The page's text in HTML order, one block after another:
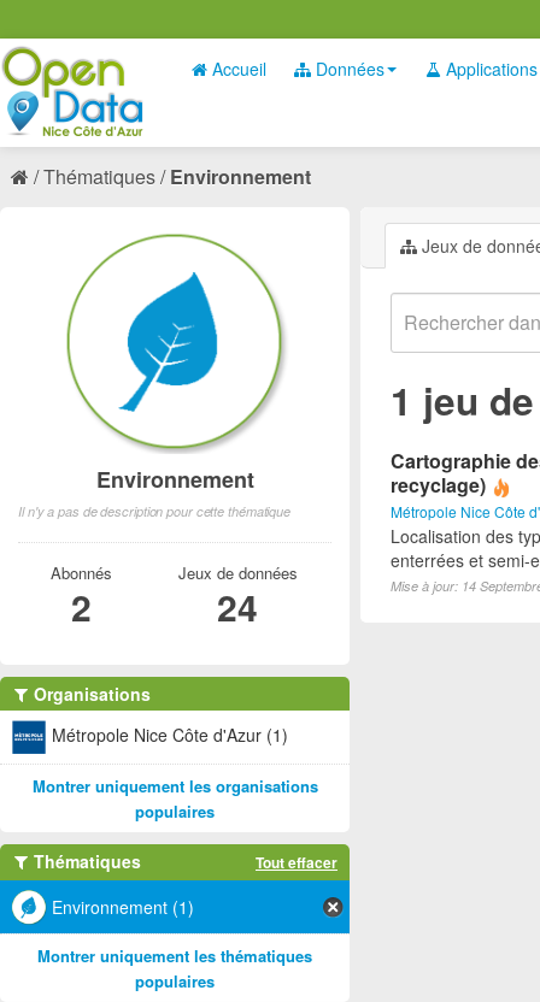
Accueil Données Applications
Thématiques Environnement
Jeux de
1 jeu
Cartographie
recyclage)
Métropole Nice Côte
Localisation des
enterrées et semi-
Mise à jour: 14
Environnement
Il n'y a pas de description pour cette thématique
Abonnés
2
Jeux de données
24
Organisations
Métropole Nice Côte d'Azur (1)
Montrer uniquement les organisations
populaires
Thématiques Tout effacer
Environnement (1)
Montrer uniquement les thématiques
populaires